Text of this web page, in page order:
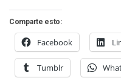
Comparte esto:
Facebook
Tumblr